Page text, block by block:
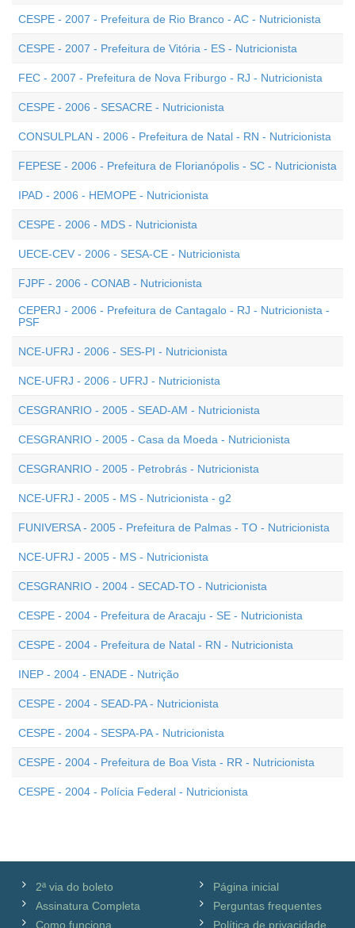
CESPE - 2007 - Prefeitura de Rio Branco - AC - Nutricionista
CESPE - 2007 - Prefeitura de Vitória - ES - Nutricionista
FEC - 2007 - Prefeitura de Nova Friburgo - RJ - Nutricionista
CESPE - 2006 - SESACRE - Nutricionista
CONSULPLAN - 2006 - Prefeitura de Natal - RN - Nutricionista
FEPESE - 2006 - Prefeitura de Florianópolis - SC - Nutricionista
IPAD - 2006 - HEMOPE - Nutricionista
CESPE - 2006 - MDS - Nutricionista
UECE-CEV - 2006 - SESA-CE - Nutricionista
FJPF - 2006 - CONAB - Nutricionista
CEPERJ - 2006 - Prefeitura de Cantagalo - RJ - Nutricionista -
PSF
NCE-UFRJ - 2006 - SES-PI - Nutricionista
NCE-UFRJ - 2006 - UFRJ - Nutricionista
CESGRANRIO - 2005 - SEAD-AM - Nutricionista
CESGRANRIO - 2005 - Casa da Moeda - Nutricionista
CESGRANRIO - 2005 - Petrobrás - Nutricionista
NCE-UFRJ - 2005 - MS - Nutricionista - g2
FUNIVERSA - 2005 - Prefeitura de Palmas - TO - Nutricionista
NCE-UFRJ - 2005 - MS - Nutricionista
CESGRANRIO - 2004 - SECAD-TO - Nutricionista
CESPE - 2004 - Prefeitura de Aracaju - SE - Nutricionista
CESPE - 2004 - Prefeitura de Natal - RN - Nutricionista
INEP - 2004 - ENADE - Nutrição
CESPE - 2004 - SEAD-PA - Nutricionista
CESPE - 2004 - SESPA-PA - Nutricionista
CESPE - 2004 - Prefeitura de Boa Vista - RR - Nutricionista
CESPE - 2004 - Polícia Federal - Nutricionista
2ª via do boleto
Assinatura Completa
Como funciona
Página inicial
Perguntas frequentes
Política de privacidade